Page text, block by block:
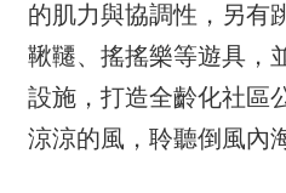
的肌力與協調性，另有
鞦韆、搖搖樂等遊具，
設施，打造全齡化社區
涼涼的風，聆聽倒風內